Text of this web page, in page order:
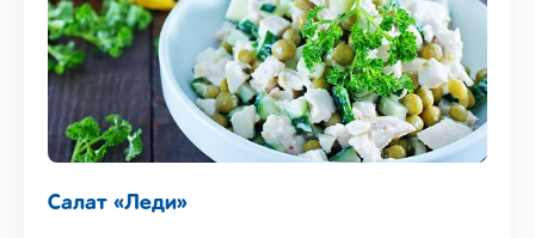
Салат «Леди»